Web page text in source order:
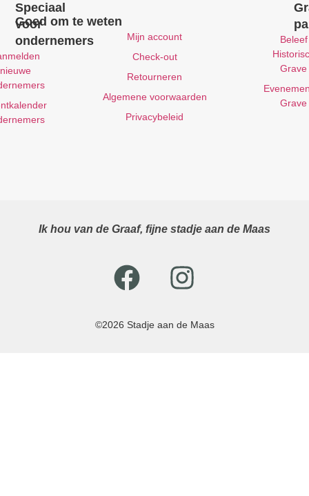
Beleef
Grave
Grave
Goed om te weten
Mijn account
Check-out
Retourneren
Algemene voorwaarden
Privacybeleid
Speciaal
voor
ondernemers
nieuwe
Ik hou van de Graaf, fijne stadje aan de Maas
©2026 Stadje aan de Maas